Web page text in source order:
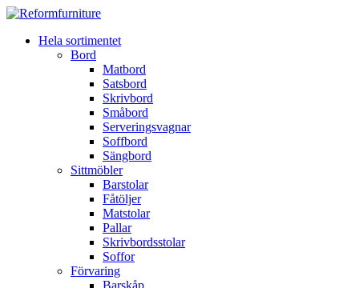
Hela sortimentet
Bord
Matbord
Satsbord
Skrivbord
Småbord
Serveringsvagnar
Soffbord
Sängbord
Sittmöbler
Barstolar
Fåtöljer
Matstolar
Pallar
Skrivbordsstolar
Soffor
Förvaring
Barskåp